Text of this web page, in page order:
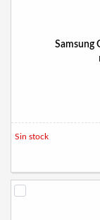
Samsung
Sin stock